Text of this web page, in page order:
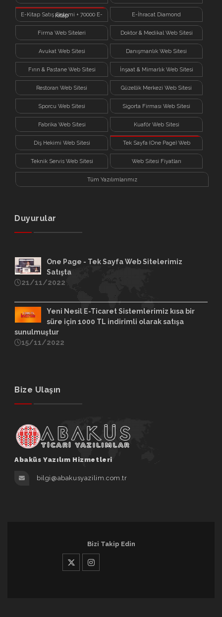
E-Kitap Satış Sistemi + 70000 E-
Kitap
E-İhracat Diamond
Firma Web Siteleri Doktor & Medikal Web Sitesi
Avukat Web Sitesi Danışmanlık Web Sitesi
Fırın & Pastane Web Sitesi İnşaat & Mimarlık Web Sitesi
Restoran Web Sitesi Güzellik Merkezi Web Sitesi
Sporcu Web Sitesi Sigorta Firması Web Sitesi
Fabrika Web Sitesi Kuaför Web Sitesi
Diş Hekimi Web Sitesi Tek Sayfa (One Page) Web
Sitesi
Teknik Servis Web Sitesi Web Sitesi Fiyatları
Tüm Yazılımlarımız
Duyurular
One Page - Tek Sayfa Web Sitelerimiz
Satışta
21/11/2022
Yeni Nesil E-Ticaret Sistemlerimiz kısa bir
süre için 1000 TL indirimli olarak satışa
sunulmuştur
15/11/2022
Bize Ulaşın
Abaküs Yazılım Hizmetleri
bilgi@abakusyazilim.com.tr
Bizi Takip Edin